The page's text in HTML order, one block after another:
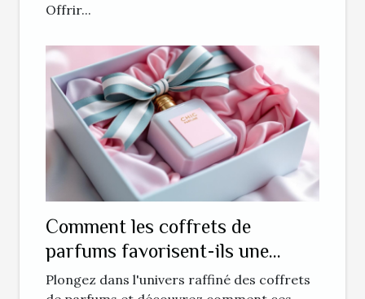
Offrir...
Comment les coffrets de
parfums favorisent-ils une
expérience sensorielle unique ?
Plongez dans l'univers raffiné des coffrets